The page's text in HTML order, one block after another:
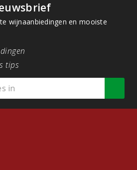
wijnaanbiedingen en mooiste
tips